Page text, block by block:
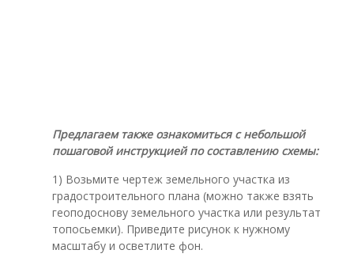
Предлагаем также ознакомиться с небольшой
пошаговой инструкцией по составлению схемы:
1) Возьмите чертеж земельного участка из
градостроительного плана (можно также взять
геоподоснову земельного участка или результат
топосьемки). Приведите рисунок к нужному
масштабу и осветлите фон.